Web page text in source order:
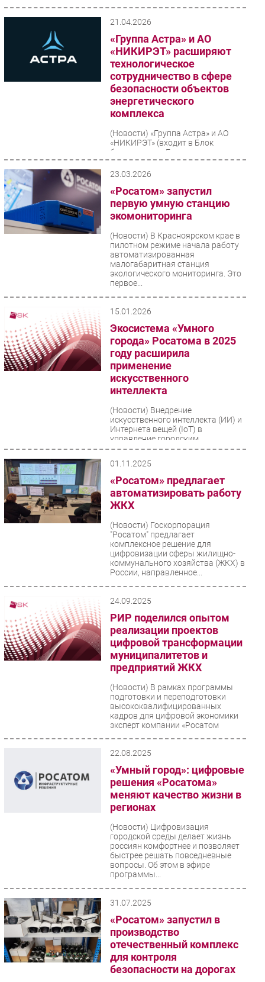
21.04.2026
«Группа Астра» и АО
«НИКИРЭТ» расширяют
технологическое
сотрудничество в сфере
безопасности объектов
энергетического
комплекса
(Новости) «Группа Астра» и АО
«НИКИРЭТ» (входит в Блок
безопасности Госкорпорации
«Росатом») подписали
Меморандум о расширении
технологического...
23.03.2026
«Росатом» запустил
первую умную станцию
экомониторинга
(Новости) В Красноярском крае в
пилотном режиме начала работу
автоматизированная
малогабаритная станция
экологического мониторинга. Это
первое...
15.01.2026
Экосистема «Умного
города» Росатома в 2025
году расширила
применение
искусственного
интеллекта
(Новости) Внедрение
искусственного интеллекта (ИИ) и
Интернета вещей (IoT) в
управление городским
хозяйством стало ключевым
01.11.2025
«Росатом» предлагает
автоматизировать работу
ЖКХ
(Новости) Госкорпорация
"Росатом" предлагает
комплексное решение для
цифровизации сферы жилищно-
коммунального хозяйства (ЖКХ) в
России, направленное...
24.09.2025
РИР поделился опытом
реализации проектов
цифровой трансформации
муниципалитетов и
предприятий ЖКХ
(Новости) В рамках программы
подготовки и переподготовки
высококвалифицированных
кадров для цифровой экономики
эксперт компании «Росатом
22.08.2025
«Умный город»: цифровые
решения «Росатома»
меняют качество жизни в
регионах
(Новости) Цифровизация
городской среды делает жизнь
россиян комфортнее и позволяет
быстрее решать повседневные
вопросы. Об этом в эфире
программы...
31.07.2025
«Росатом» запустил в
производство
отечественный комплекс
для контроля
безопасности на дорогах